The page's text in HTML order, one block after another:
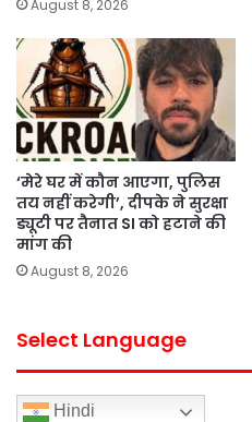
August 8, 2026
‘मेरे घर में कौन आएगा, पुलिस
तय नहीं करेगी’, दीपके ने सुरक्षा
ड्यूटी पर तैनात SI को हटाने की
मांग की
August 8, 2026
Select Language
Hindi